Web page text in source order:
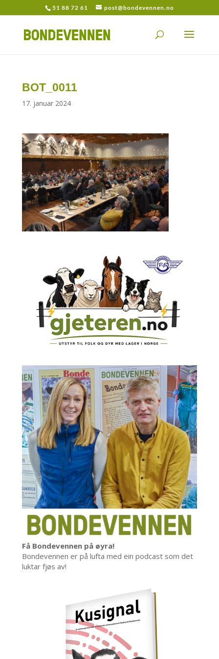
51 88 72 61 post@bondevennen.no
BOT_0011
17. januar 2024
Få Bondevennen på øyra!
Bondevennen er på lufta med ein podcast som det
luktar fjøs av!